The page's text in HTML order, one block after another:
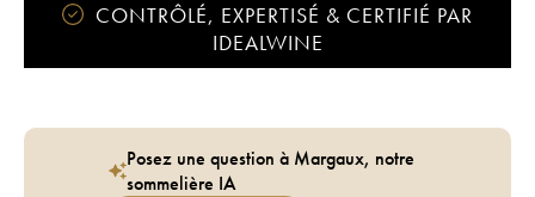
CONTRÔLÉ, EXPERTISÉ & CERTIFIÉ PAR
IDEALWINE
Posez une question à Margaux, notre
sommelière IA